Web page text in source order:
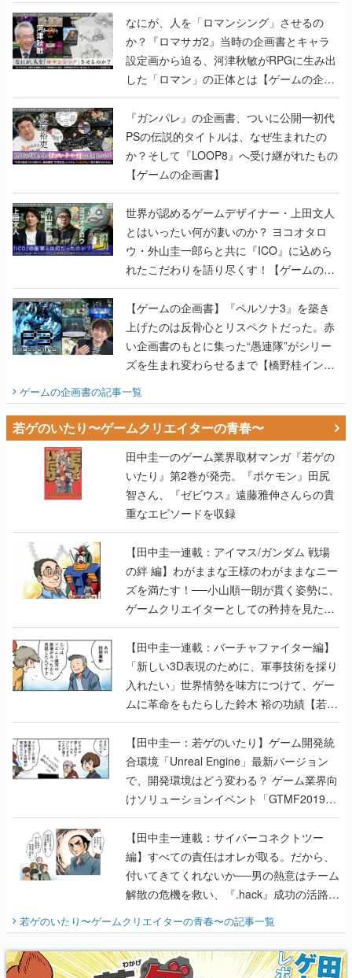
なにが、人を「ロマンシング」させるの
か？『ロマサガ2』当時の企画書とキャラ
設定画から迫る、河津秋敏がRPGに生み出
した「ロマン」の正体とは【ゲームの企画
書】
『ガンパレ』の企画書、ついに公開━初代
PSの伝説的タイトルは、なぜ生まれたの
か？そして『LOOP8』へ受け継がれたもの
【ゲームの企画書】
世界が認めるゲームデザイナー・上田文人
とはいったい何が凄いのか？ ヨコオタロ
ウ・外山圭一郎らと共に『ICO』に込めら
れたこだわりを語り尽くす！【ゲームの企
画書】
【ゲームの企画書】『ペルソナ3』を築き
上げたのは反骨心とリスペクトだった。赤
い企画書のもとに集った“愚連隊”がシリー
ズを生まれ変わらせるまで【橋野桂インタ
ゲームの企画書の記事一覧
若ゲのいたり〜ゲームクリエイターの青春〜
田中圭一のゲーム業界取材マンガ『若ゲの
いたり』第2巻が発売。『ポケモン』田尻
智さん、『ゼビウス』遠藤雅伸さんらの貴
重なエピソードを収録
【田中圭一連載：アイマス/ガンダム 戦場
の絆 編】わがままな王様のわがままなニー
ズを満たす！──小山順一朗が貫く姿勢に、
ゲームクリエイターとしての矜持を見た
【若ゲのいたり最終回】
【田中圭一連載：バーチャファイター編】
「新しい3D表現のために、軍事技術を採り
入れたい」世界情勢を味方につけて、ゲー
ムに革命をもたらした鈴木 裕の功績【若ゲ
のいたり】
【田中圭一：若ゲのいたり】ゲーム開発統
合環境「Unreal Engine」最新バージョン
で、開発環境はどう変わる？ ゲーム業界向
けソリューションイベント「GTMF2019」
に行って、より理解を深めよう【PR】
【田中圭一連載：サイバーコネクトツー
編】すべての責任はオレが取る。だから、
付いてきてくれないか──男の熱意はチーム
解散の危機を救い、『.hack』成功の活路を
『少年ジャンプ』色だった【若ゲのいた
り】
若ゲのいたり〜ゲームクリエイターの青春〜の記事一覧